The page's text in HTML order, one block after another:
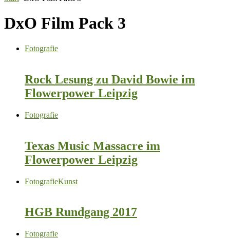
DxO Film Pack 3
Fotografie
Rock Lesung zu David Bowie im
Flowerpower Leipzig
Fotografie
Texas Music Massacre im
Flowerpower Leipzig
FotografieKunst
HGB Rundgang 2017
Fotografie